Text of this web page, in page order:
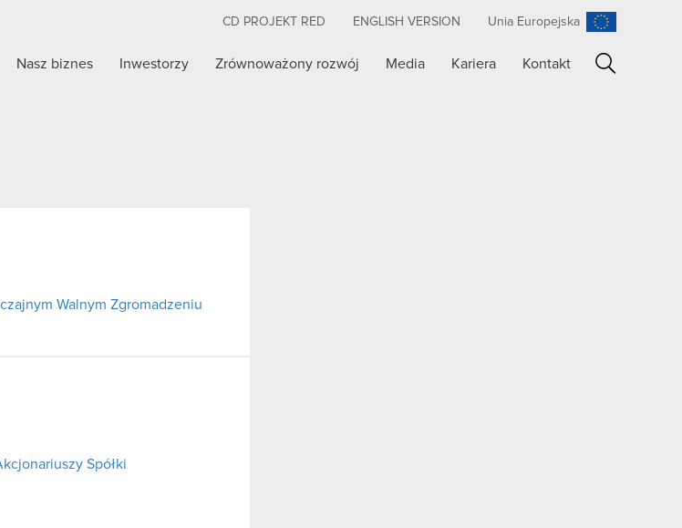
CD PROJEKT RED ENGLISH VERSION Unia Europejska
Nasz biznes Inwestorzy Zrównoważony rozwój Media Kariera Kontakt
Walnym Zgromadzeniu
Spółki